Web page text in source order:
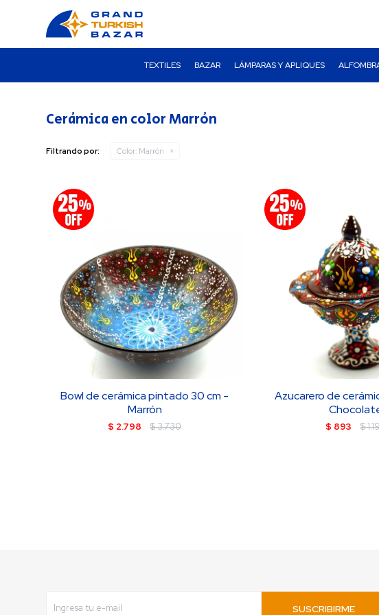
TEXTILES BAZAR LÁMPARAS Y APLIQUES
Cerámica en color Marrón
Filtrando por: Color: Marrón
Bowl de cerámica pintado 30 cm -
Marrón
$ 2.798 $3.730
Azucarero de
$ 893 $
SUSCRIBIRME